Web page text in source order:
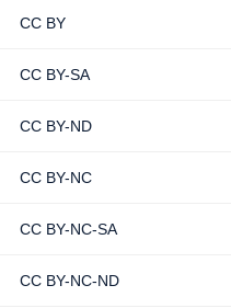
CC BY
CC BY-SA
CC BY-ND
CC BY-NC
CC BY-NC-SA
CC BY-NC-ND